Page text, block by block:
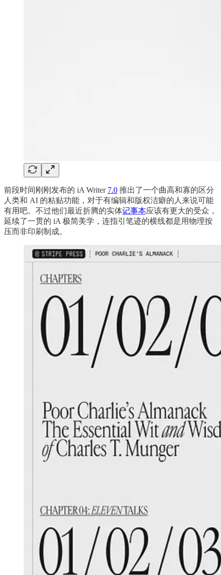
前段时间刚刚发布的 iA Writer 7.0 推出了一个曲高和寡的区分
人类和 AI 的粘贴功能，对于有编辑和版权洁癖的人来说可能
有用吧。不过他们最近折腾的实体记事本应该有更大的受众，
延续了一贯的 iA 极简美学，连指引笔迹的横线都是用物理按
压而非印刷制成。